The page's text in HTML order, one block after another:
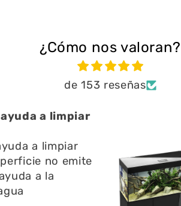
¿Cómo nos valoran?
de 153 reseñas
a limpiar
a limpiar
no emite
a la